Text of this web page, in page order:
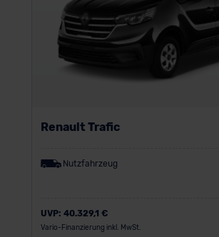
Renault Trafic
Nutzfahrzeug
UVP: 40.329,1 €
Vario-Finanzierung inkl. MwSt.